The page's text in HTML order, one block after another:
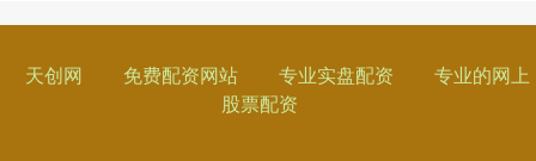
天创网 免费配资网站 专业实盘配资
专业的网上
股票配资